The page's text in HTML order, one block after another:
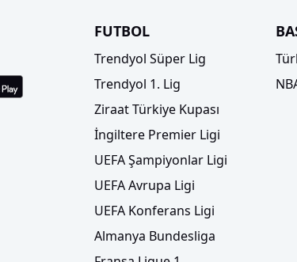
FUTBOL
Trendyol Süper Lig
Trendyol 1. Lig
Ziraat Türkiye Kupası
İngiltere Premier Ligi
UEFA Şampiyonlar Ligi
UEFA Avrupa Ligi
UEFA Konferans Ligi
Almanya Bundesliga